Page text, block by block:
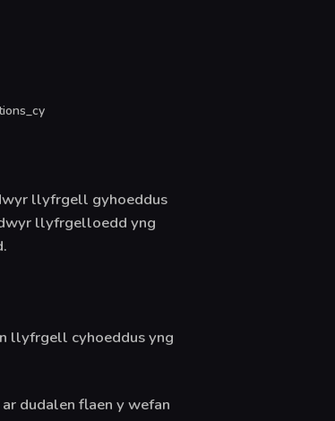
llyfrgell gyhoeddus
llyfrgelloedd yng
llyfrgell cyhoeddus yng
dudalen flaen y wefan